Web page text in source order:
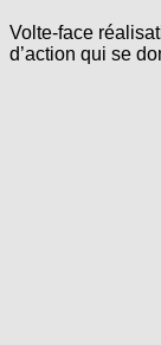
Volte-face
d’action qui se